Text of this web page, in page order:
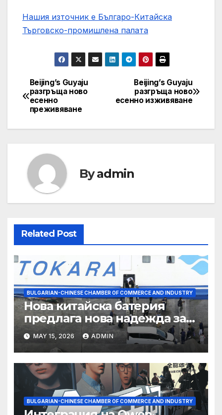
Нашия източник е Българо-Китайска
Търговско-промишлена палaта
Post
navigation
Beijing’s Guyaju
разгръща ново
есенно изживяване
Beijing’s Guyaju
разгръща ново
есенно
преживяване
Byadmin
Related Post
BULGARIAN-CHINESE CHAMBER OF COMMERCE AND INDUSTRY
Нова китайска батерия
предлага нова надежда за
съхранение на водород
MAY 15, 2026 ADMIN
BULGARIAN-CHINESE CHAMBER OF COMMERCE AND INDUSTRY